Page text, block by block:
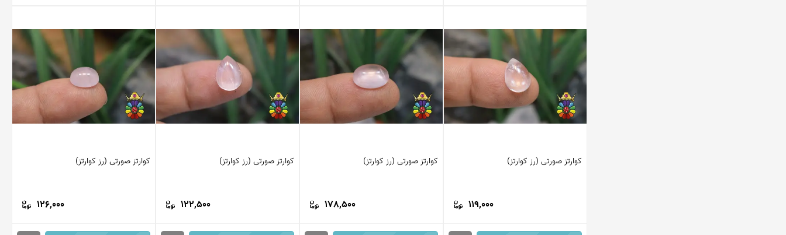
کوارتز صورتی (رز کوارتز)
119,000
کوارتز صورتی (رز کوارتز)
178,500
کوارتز صورتی (رز کوارتز)
122,500
کوارتز صورتی (رز کوارتز)
126,000